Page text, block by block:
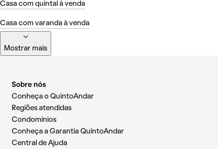
Casa com quintal à venda
Casa com varanda à venda
Mostrar mais
Sobre nós
Conheça o QuintoAndar
Regiões atendidas
Condomínios
Conheça a Garantia QuintoAndar
Central de Ajuda